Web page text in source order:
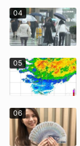
04
05
06